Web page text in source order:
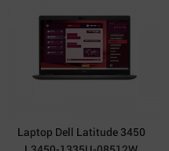
Laptop Dell Latitude 3450